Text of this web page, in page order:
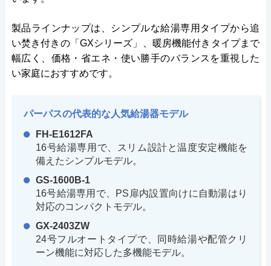
製品ラインナップは、シンプルな給湯専用タイプから追
い焚き付きの「GXシリーズ」、暖房機能付きタイプまで
幅広く、価格・省エネ・使い勝手のバランスを重視した
い家庭におすすめです。
パーパスの代表的な人気給湯器モデル
FH-E1612FA
16号給湯専用で、スリム設計と温度安定機能を
備えたシンプルモデル。
GS-1600B-1
16号給湯専用で、PS扉内設置向けに自動湯はり
対応のコンパクトモデル。
GX-2403ZW
24号フルオートタイプで、同時給湯や配管クリ
ーン機能に対応した多機能モデル。